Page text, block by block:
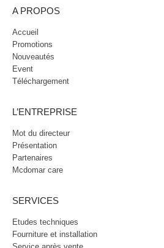
A PROPOS
Accueil
Promotions
Nouveautés
Event
Téléchargement
L’ENTREPRISE
Mot du directeur
Présentation
Partenaires
Mcdomar care
SERVICES
Etudes techniques
Fourniture et installation